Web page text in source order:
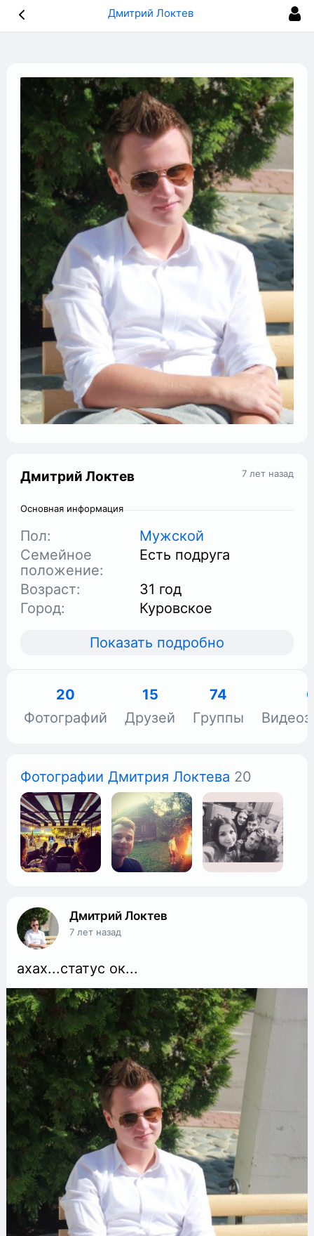
Дмитрий Локтев
7 лет назад
Дмитрий Локтев
Основная информация
Пол:
Мужской
Семейное
положение:
Есть подруга
Возраст:
31 год
Город:
Куровское
Показать подробно
20
Фотографий
15
Друзей
74
Группы
Фотографии Дмитрия Локтева 20
Дмитрий Локтев
7 лет назад
ахах...статус ок...